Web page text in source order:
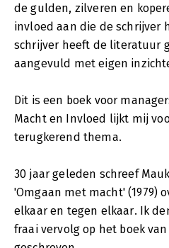
de gulden, zilveren en
invloed aan die de schrijver
schrijver heeft de literatuur
aangevuld met eigen
Dit is een boek voor
Macht en Invloed lijkt mij
terugkerend thema.
30 jaar geleden schreef
'Omgaan met macht' (1979)
elkaar en tegen elkaar. Ik
fraai vervolg op het boek